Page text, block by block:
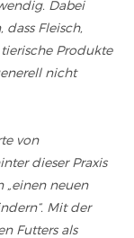
Dabei
Fleisch,
Produkte
nicht
von
dieser Praxis
„einen neuen
Mit der
Futters als